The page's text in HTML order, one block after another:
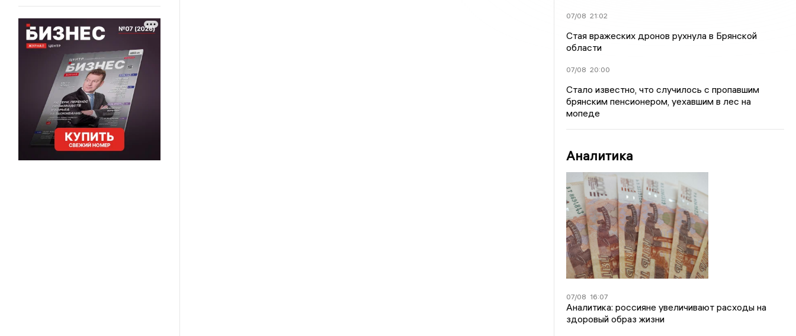
07/08 21:02
Стая вражеских дронов рухнула в Брянской
области
07/08 20:00
Стало известно, что случилось с пропавшим
брянским пенсионером, уехавшим в лес на
мопеде
Аналитика
07/08 16:07
Аналитика: россияне увеличивают расходы на
здоровый образ жизни